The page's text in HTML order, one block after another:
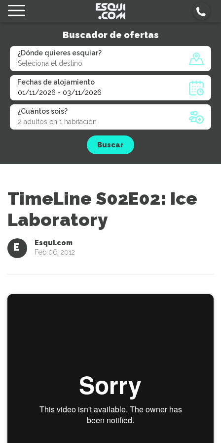
Buscador de ofertas
¿Dónde quieres esquiar?
Fechas de alojamiento
¿Cuántos sois?
Buscar
TimeLine S02E02: Ice
Laboratory
E
Esqui.com
Feb 06, 2012